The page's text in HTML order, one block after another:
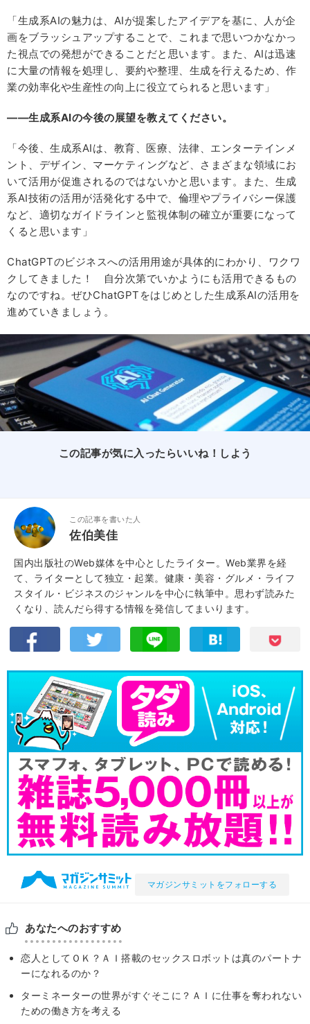
「生成系AIの魅力は、AIが提案したアイデアを基に、人が企
画をブラッシュアップすることで、これまで思いつかなかっ
た視点での発想ができることだと思います。また、AIは迅速
に大量の情報を処理し、要約や整理、生成を行えるため、作
業の効率化や生産性の向上に役立てられると思います」
――生成系AIの今後の展望を教えてください。
「今後、生成系AIは、教育、医療、法律、エンターテインメ
ント、デザイン、マーケティングなど、さまざまな領域にお
いて活用が促進されるのではないかと思います。また、生成
系AI技術の活用が活発化する中で、倫理やプライバシー保護
など、適切なガイドラインと監視体制の確立が重要になって
くると思います」
ChatGPTのビジネスへの活用用途が具体的にわかり、ワクワ
クしてきました！ 自分次第でいかようにも活用できるもの
なのですね。ぜひChatGPTをはじめとした生成系AIの活用を
進めていきましょう。
この記事が気に入ったらいいね！しよう
この記事を書いた人
佐伯美佳
国内出版社のWeb媒体を中心としたライター。Web業界を経
て、ライターとして独立・起業。健康・美容・グルメ・ライフ
スタイル・ビジネスのジャンルを中心に執筆中。思わず読みた
くなり、読んだら得する情報を発信してまいります。
マガジンサミットをフォローする
あなたへのおすすめ
恋人としてＯＫ？ＡＩ搭載のセックスロボットは真のパートナ
ーになれるのか？
ターミネーターの世界がすぐそこに？ＡＩに仕事を奪われない
ための働き方を考える